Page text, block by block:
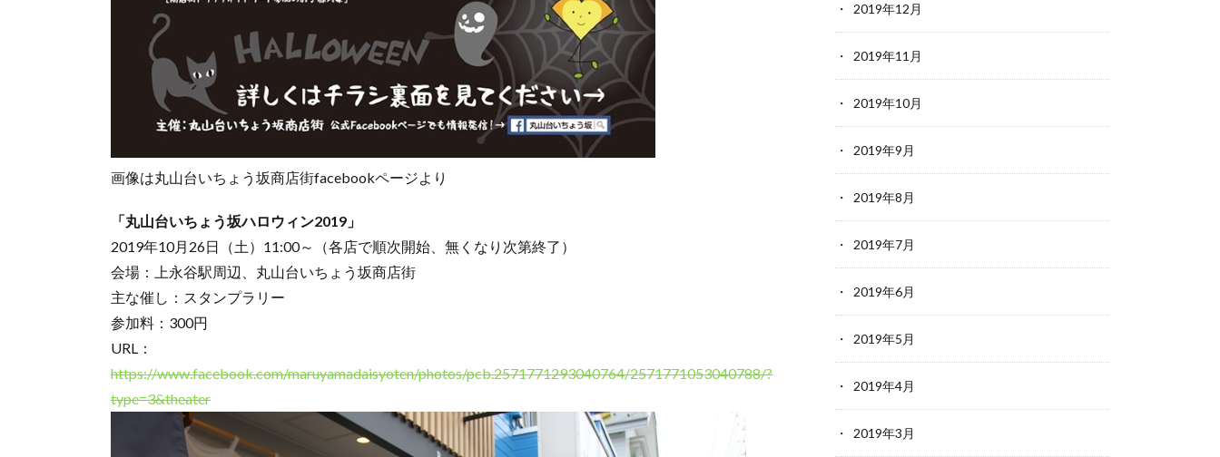
画像は丸山台いちょう坂商店街facebookページより
「丸山台いちょう坂ハロウィン2019」
2019年10月26日（土）11:00～（各店で順次開始、無くなり次第終了）
会場：上永谷駅周辺、丸山台いちょう坂商店街
主な催し：スタンプラリー
参加料：300円
URL：
https://www.facebook.com/maruyamadaisyoten/photos/pcb.2571771293040764/2571771053040788/?
type=3&theater
2019年12月
2019年11月
2019年10月
2019年9月
2019年8月
2019年7月
2019年6月
2019年5月
2019年4月
2019年3月